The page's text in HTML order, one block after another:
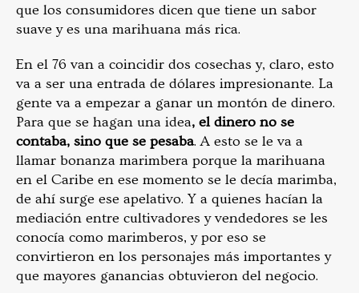
que los consumidores dicen que tiene un sabor
suave y es una marihuana más rica.
En el 76 van a coincidir dos cosechas y, claro, esto
va a ser una entrada de dólares impresionante. La
gente va a empezar a ganar un montón de dinero.
Para que se hagan una idea, el dinero no se
contaba, sino que se pesaba. A esto se le va a
llamar bonanza marimbera porque la marihuana
en el Caribe en ese momento se le decía marimba,
de ahí surge ese apelativo. Y a quienes hacían la
mediación entre cultivadores y vendedores se les
conocía como marimberos, y por eso se
convirtieron en los personajes más importantes y
que mayores ganancias obtuvieron del negocio.